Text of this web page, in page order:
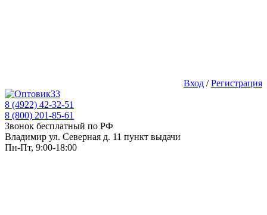
Вход /Регистрация
8 (4922) 42-32-51
8 (800) 201-85-61
Звонок бесплатный по РФ
Владимир ул. Северная д. 11 пункт выдачи
Пн-Пт, 9:00-18:00